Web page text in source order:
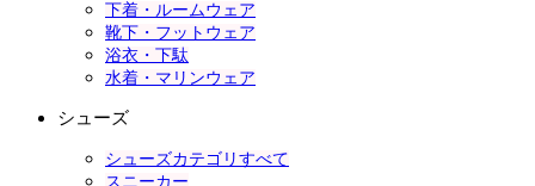
下着・ルームウェア
靴下・フットウェア
浴衣・下駄
水着・マリンウェア
シューズ
シューズカテゴリすべて
スニーカー